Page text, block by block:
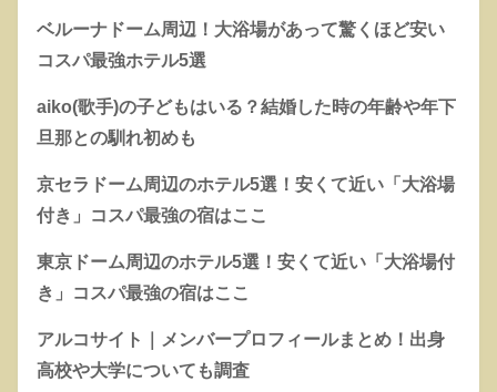
ベルーナドーム周辺！大浴場があって驚くほど安い
コスパ最強ホテル5選
aiko(歌手)の子どもはいる？結婚した時の年齢や年下
旦那との馴れ初めも
京セラドーム周辺のホテル5選！安くて近い「大浴場
付き」コスパ最強の宿はここ
東京ドーム周辺のホテル5選！安くて近い「大浴場付
き」コスパ最強の宿はここ
アルコサイト｜メンバープロフィールまとめ！出身
高校や大学についても調査